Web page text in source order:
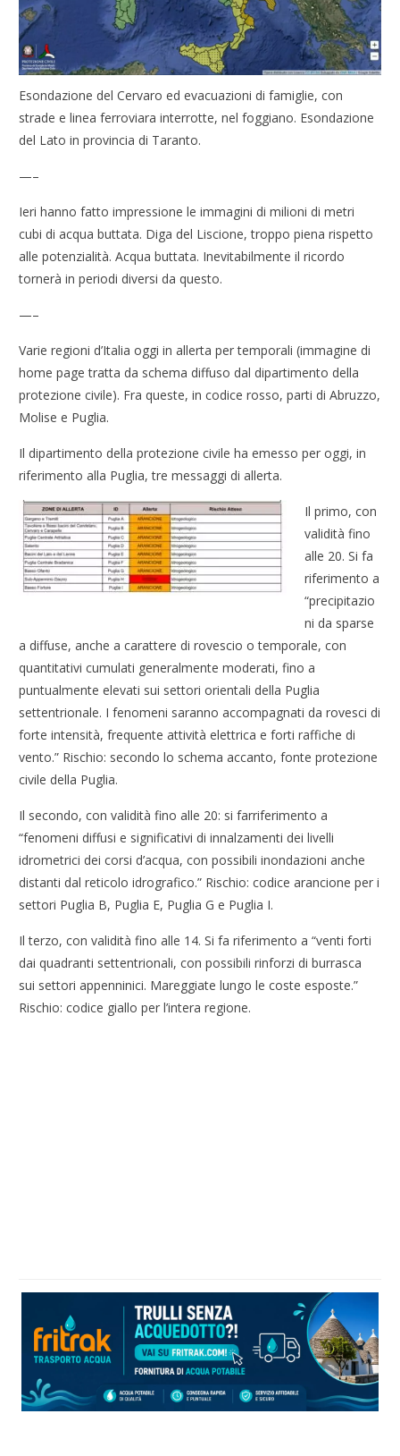
Esondazione del Cervaro ed evacuazioni di famiglie, con
strade e linea ferroviara interrotte, nel foggiano. Esondazione
del Lato in provincia di Taranto.
—–
Ieri hanno fatto impressione le immagini di milioni di metri
cubi di acqua buttata. Diga del Liscione, troppo piena rispetto
alle potenzialità. Acqua buttata. Inevitabilmente il ricordo
tornerà in periodi diversi da questo.
—–
Varie regioni d’Italia oggi in allerta per temporali (immagine di
home page tratta da schema diffuso dal dipartimento della
protezione civile). Fra queste, in codice rosso, parti di Abruzzo,
Molise e Puglia.
Il dipartimento della protezione civile ha emesso per oggi, in
riferimento alla Puglia, tre messaggi di allerta.
Il primo, con
validità fino
alle 20. Si fa
riferimento a
“precipitazio
ni da sparse
a diffuse, anche a carattere di rovescio o temporale, con
quantitativi cumulati generalmente moderati, fino a
puntualmente elevati sui settori orientali della Puglia
settentrionale. I fenomeni saranno accompagnati da rovesci di
forte intensità, frequente attività elettrica e forti raffiche di
vento.” Rischio: secondo lo schema accanto, fonte protezione
civile della Puglia.
Il secondo, con validità fino alle 20: si farriferimento a
“fenomeni diffusi e significativi di innalzamenti dei livelli
idrometrici dei corsi d’acqua, con possibili inondazioni anche
distanti dal reticolo idrografico.” Rischio: codice arancione per i
settori Puglia B, Puglia E, Puglia G e Puglia I.
Il terzo, con validità fino alle 14. Si fa riferimento a “venti forti
dai quadranti settentrionali, con possibili rinforzi di burrasca
sui settori appenninici. Mareggiate lungo le coste esposte.”
Rischio: codice giallo per l’intera regione.